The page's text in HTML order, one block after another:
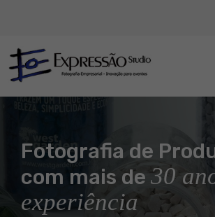
Fotografia de
com mais de 30
experiência